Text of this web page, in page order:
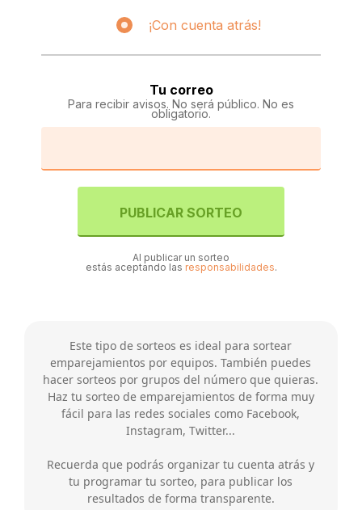
¡Con cuenta atrás!
Tu correo
Para recibir avisos. No será público. No es
obligatorio.
PUBLICAR SORTEO
Al publicar un sorteo
estás aceptando las responsabilidades.
Este tipo de sorteos es ideal para sortear
emparejamientos por equipos. También puedes
hacer sorteos por grupos del número que quieras.
Haz tu sorteo de emparejamientos de forma muy
fácil para las redes sociales como Facebook,
Instagram, Twitter...
Recuerda que podrás organizar tu cuenta atrás y
tu programar tu sorteo, para publicar los
resultados de forma transparente.